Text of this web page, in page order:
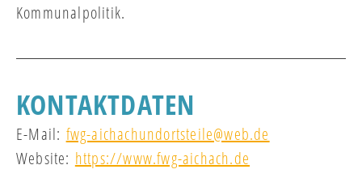
Kommunalpolitik.
KONTAKTDATEN
E-Mail: fwg-aichachundortsteile@web.de
Website: https://www.fwg-aichach.de